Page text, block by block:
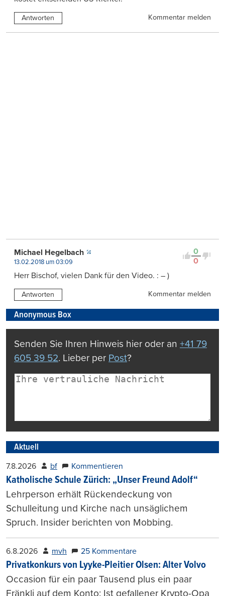
Antworten Kommentar melden
0
0
Michael Hegelbach
13.02.2018 um 03:09
Herr Bischof, vielen Dank für den Video. : – )
Antworten Kommentar melden
Anonymous Box
Senden Sie Ihren Hinweis hier oder an +41 79
605 39 52. Lieber per Post?
Aktuell
7.8.2026 bf Kommentieren
Katholische Schule Zürich: „Unser Freund Adolf“
Lehrperson erhält Rückendeckung von
Schulleitung und Kirche nach unsäglichem
Spruch. Insider berichten von Mobbing.
6.8.2026 mvh 25 Kommentare
Privatkonkurs von Lyyke-Pleitier Olsen: Alter Volvo
Occasion für ein paar Tausend plus ein paar
Fränkli auf dem Konto: Ist gefallener Krypto-Opa